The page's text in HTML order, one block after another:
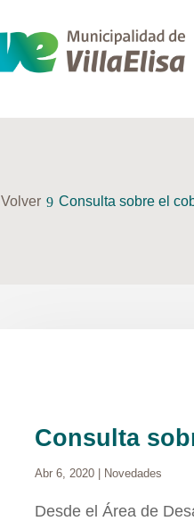
Volver Consulta sobre el
Consulta
Abr 6, 2020 Novedades
Desde el Área de